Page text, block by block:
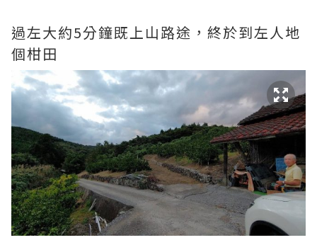
過左大約5分鐘既上山路途，終於到左人地
個柑田